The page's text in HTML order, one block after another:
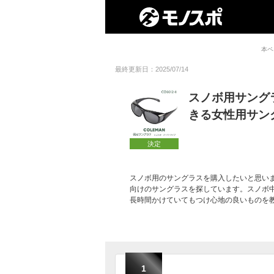
本
最終更新日：2025/07/14
決定
スノボ用サン
きる女性用サ
スノボ用のサングラスを購入したいと思
向けのサングラスを探しています。スノボ
長時間かけていてもつけ心地の良いものを
1